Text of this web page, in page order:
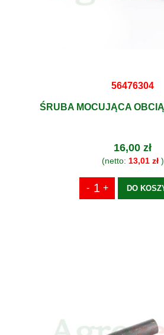
56476304
ŚRUBA MOCUJĄCA
16,00 zł
(netto: 13,01 zł)
DO